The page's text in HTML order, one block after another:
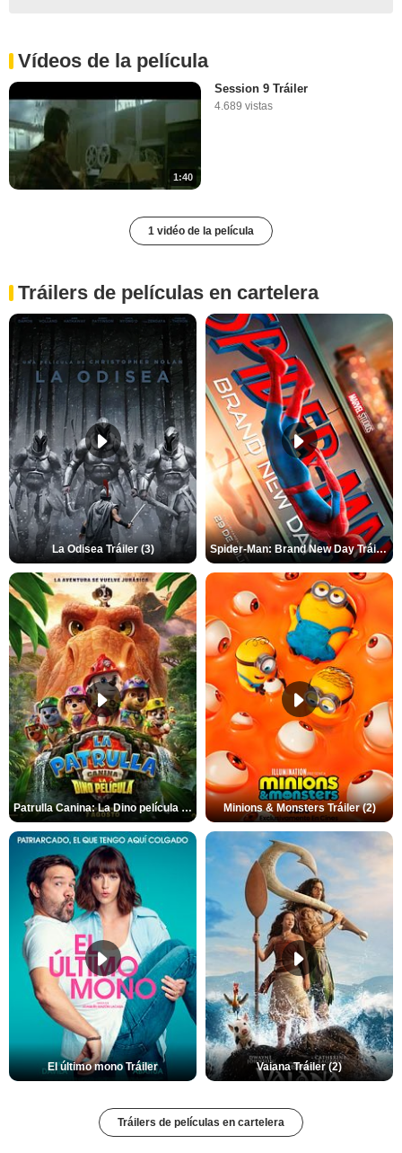
Vídeos de la película
1:40
Session 9 Tráiler
4.689 vistas
1 vidéo de la película
Tráilers de películas en cartelera
La Odisea Tráiler (3) Spider-Man: Brand New Day Tráiler (3)
Patrulla Canina: La Dino película Tráiler VO Minions & Monsters Tráiler (2)
El último mono Tráiler Vaiana Tráiler (2)
Tráilers de películas en cartelera